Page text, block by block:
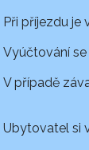
Při příjezdu
Vyúčtování
V případě
Ubytovatel si